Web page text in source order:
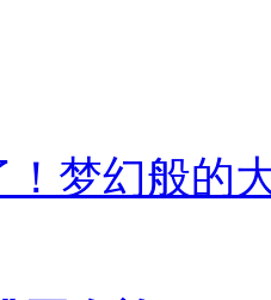
！梦幻般的